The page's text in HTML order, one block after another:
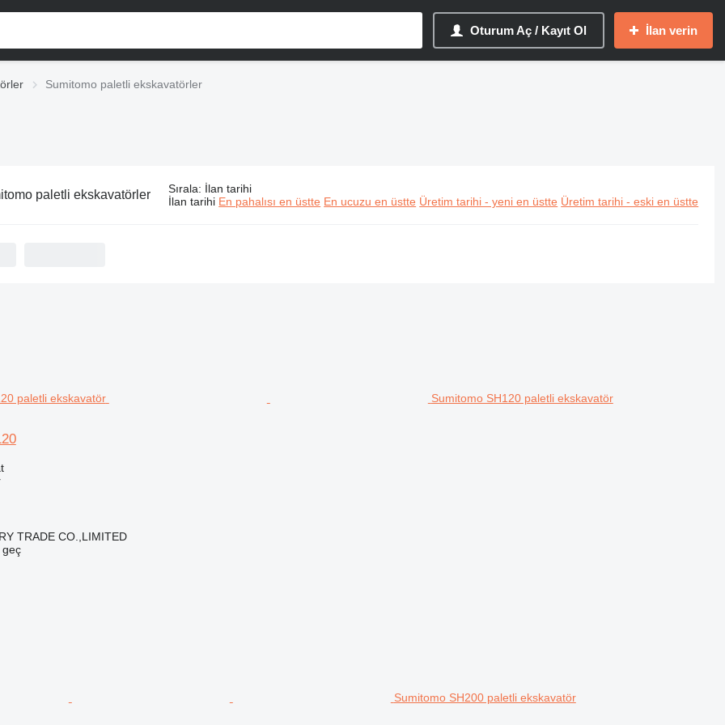
Oturum Aç / Kayıt Ol İlan verin
Sumitomo paletli ekskavatörler
paletli ekskavatörler Sırala: İlan tarihi
İlan tarihi En pahalısı en üstte En ucuzu en üstte Üretim tarihi - yeni en üstte Üretim tarihi - eski en üstte
Sumitomo SH120 paletli ekskavatör
TRADE CO.,LIMITED
geç
Sumitomo SH200 paletli ekskavatör